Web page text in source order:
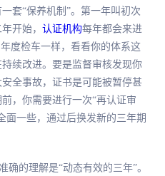
套“保养机制”。第一年叫初次
开始， 认证机构每年都会来进
度检车一样，看看你的体系这
续改进。要是监督审核发现你
全事故，证书是可能被暂停甚
，你需要进行一次“再认证审
面一些，通过后换发新的三年期
确的理解是“动态有效的三年”。